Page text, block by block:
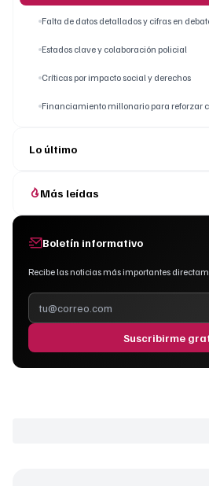
Falta de datos detallados y cifras en
Estados clave y colaboración policial
Críticas por impacto social y derechos
Financiamiento millonario para reforzar
Lo último
Más leídas
Boletín informativo
Recibe las noticias más importantes
Suscribirme